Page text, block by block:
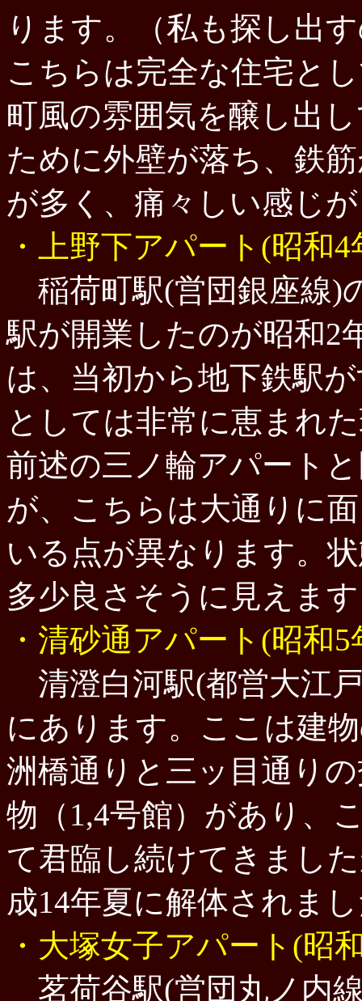
ります。（私も探し出
こちらは完全な住宅と
町風の雰囲気を醸し出
ために外壁が落ち、鉄
が多く、痛々しい感じ
・上野下アパート(昭和
稲荷町駅(営団銀座線)
駅が開業したのが昭和2
は、当初から地下鉄駅
としては非常に恵まれ
前述の三ノ輪アパート
が、こちらは大通りに
いる点が異なります。
多少良さそうに見えま
・清砂通アパート(昭和
清澄白河駅(都営大江
にあります。ここは建
洲橋通りと三ッ目通り
物（1,4号館）があり、
て君臨し続けてきまし
成14年夏に解体されま
・大塚女子アパート(昭
茗荷谷駅(営団丸ノ内